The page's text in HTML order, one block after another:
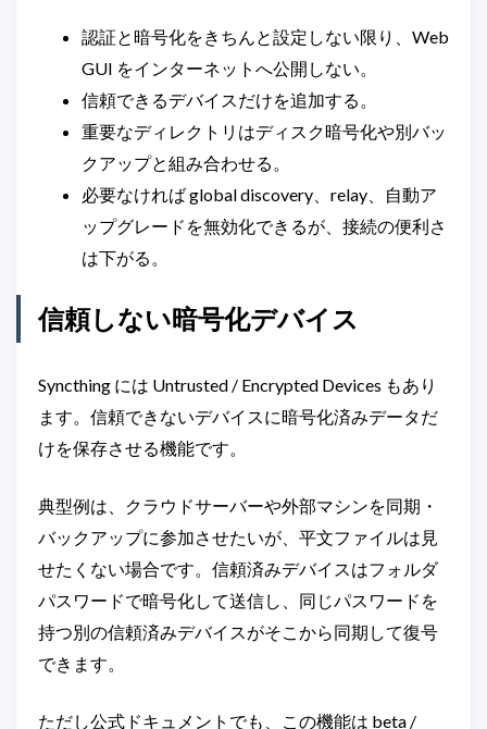
認証と暗号化をきちんと設定しない限り、Web
GUI をインターネットへ公開しない。
信頼できるデバイスだけを追加する。
重要なディレクトリはディスク暗号化や別バッ
クアップと組み合わせる。
必要なければ global discovery、relay、自動ア
ップグレードを無効化できるが、接続の便利さ
は下がる。
信頼しない暗号化デバイス
Syncthing には Untrusted / Encrypted Devices もあり
ます。信頼できないデバイスに暗号化済みデータだ
けを保存させる機能です。
典型例は、クラウドサーバーや外部マシンを同期・
バックアップに参加させたいが、平文ファイルは見
せたくない場合です。信頼済みデバイスはフォルダ
パスワードで暗号化して送信し、同じパスワードを
持つ別の信頼済みデバイスがそこから同期して復号
できます。
ただし公式ドキュメントでも、この機能は beta /